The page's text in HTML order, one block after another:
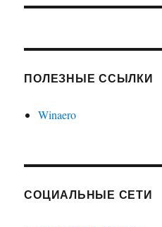
ПОЛЕЗНЫЕ ССЫЛКИ
Winaero
СОЦИАЛЬНЫЕ СЕТИ